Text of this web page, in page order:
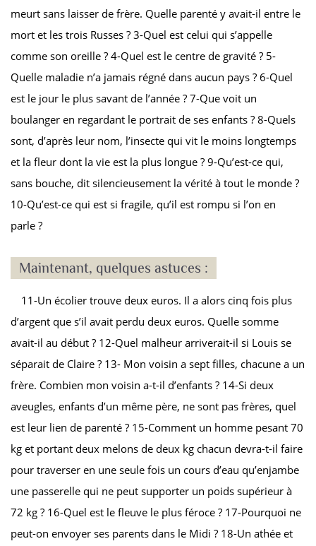
meurt sans laisser de frère. Quelle parenté y avait-il entre le
mort et les trois Russes ? 3-Quel est celui qui s’appelle
comme son oreille ? 4-Quel est le centre de gravité ? 5-
Quelle maladie n’a jamais régné dans aucun pays ? 6-Quel
est le jour le plus savant de l’année ? 7-Que voit un
boulanger en regardant le portrait de ses enfants ? 8-Quels
sont, d’après leur nom, l’insecte qui vit le moins longtemps
et la fleur dont la vie est la plus longue ? 9-Qu’est-ce qui,
sans bouche, dit silencieusement la vérité à tout le monde ?
10-Qu’est-ce qui est si fragile, qu’il est rompu si l’on en
parle ?
Maintenant, quelques astuces :
11-Un écolier trouve deux euros. Il a alors cinq fois plus
d’argent que s’il avait perdu deux euros. Quelle somme
avait-il au début ? 12-Quel malheur arriverait-il si Louis se
séparait de Claire ? 13- Mon voisin a sept filles, chacune a un
frère. Combien mon voisin a-t-il d’enfants ? 14-Si deux
aveugles, enfants d’un même père, ne sont pas frères, quel
est leur lien de parenté ? 15-Comment un homme pesant 70
kg et portant deux melons de deux kg chacun devra-t-il faire
pour traverser en une seule fois un cours d’eau qu’enjambe
une passerelle qui ne peut supporter un poids supérieur à
72 kg ? 16-Quel est le fleuve le plus féroce ? 17-Pourquoi ne
peut-on envoyer ses parents dans le Midi ? 18-Un athée et